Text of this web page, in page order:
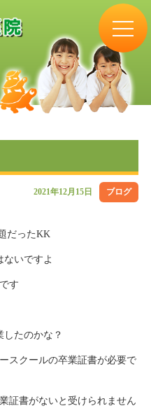
2021年12月15日 ブログ
だったKK
ないですよ
す
したのかな？
スクールの卒業証書が必要で
証書がないと受けられません